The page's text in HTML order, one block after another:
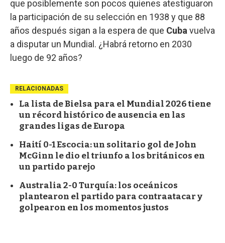
que posiblemente son pocos quienes atestiguaron
la participación de su selección en 1938 y que 88
años después sigan a la espera de que Cuba vuelva
a disputar un Mundial. ¿Habrá retorno en 2030
luego de 92 años?
RELACIONADAS
La lista de Bielsa para el Mundial 2026 tiene
un récord histórico de ausencia en las
grandes ligas de Europa
Haití 0-1 Escocia: un solitario gol de John
McGinn le dio el triunfo a los británicos en
un partido parejo
Australia 2-0 Turquía: los oceánicos
plantearon el partido para contraatacar y
golpearon en los momentos justos